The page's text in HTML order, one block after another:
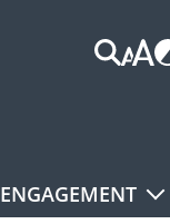
ENGAGEMENT